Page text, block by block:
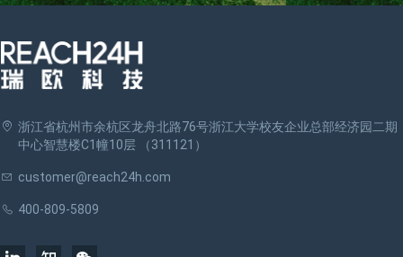
浙江省杭州市余杭区龙舟北路76号浙江大学校友企业总部经济园二期
中心智慧楼C1幢10层 （311121）
customer@reach24h.com
400-809-5809